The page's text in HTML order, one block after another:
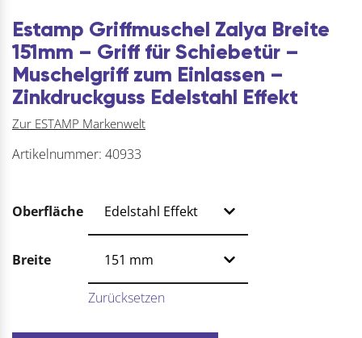
Estamp Griffmuschel Zalya Breite
151mm – Griff für Schiebetür –
Muschelgriff zum Einlassen –
Zinkdruckguss Edelstahl Effekt
Zur ESTAMP Markenwelt
Artikelnummer: 40933
Oberfläche
Breite
Zurücksetzen